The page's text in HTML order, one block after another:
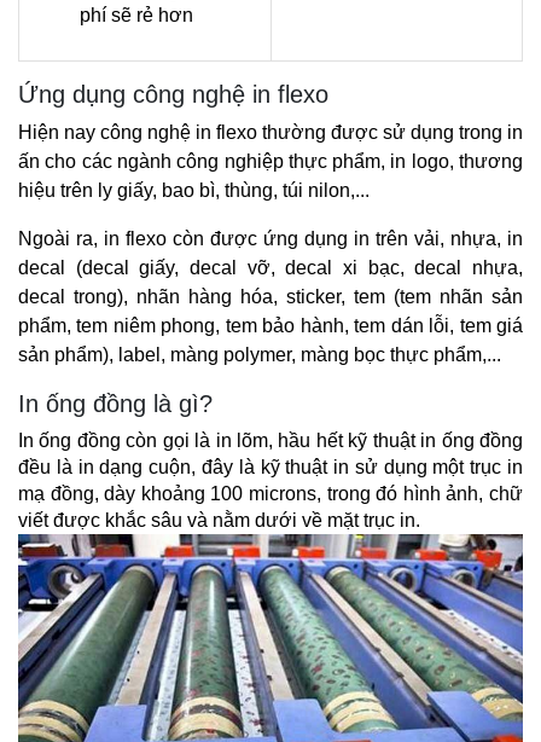
phí sẽ rẻ hơn
Ứng dụng công nghệ in flexo
Hiện nay công nghệ in flexo thường được sử dụng trong in
ấn cho các ngành công nghiệp thực phẩm, in logo, thương
hiệu trên ly giấy, bao bì, thùng, túi nilon,...
Ngoài ra, in flexo còn được ứng dụng in trên vải, nhựa, in
decal (decal giấy, decal vỡ, decal xi bạc, decal nhựa,
decal trong), nhãn hàng hóa, sticker, tem (tem nhãn sản
phẩm, tem niêm phong, tem bảo hành, tem dán lỗi, tem giá
sản phẩm), label, màng polymer, màng bọc thực phẩm,...
In ống đồng là gì?
In ống đồng còn gọi là in lõm, hầu hết kỹ thuật in ống đồng
đều là in dạng cuộn, đây là kỹ thuật in sử dụng một trục in
mạ đồng, dày khoảng 100 microns, trong đó hình ảnh, chữ
viết được khắc sâu và nằm dưới về mặt trục in.